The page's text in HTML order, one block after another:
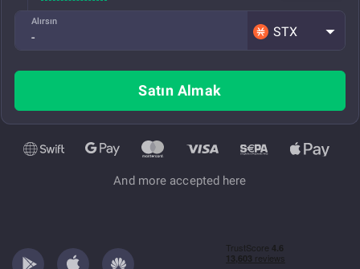
Alırsın
STX
Satın Almak
And more accepted here